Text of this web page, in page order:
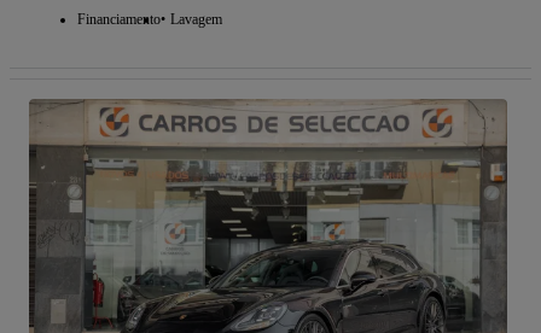
Financiamento Lavagem